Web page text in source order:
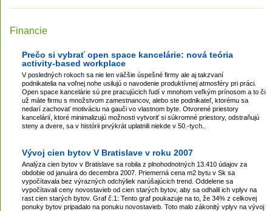
Financie
Prečo si vybrať open space kancelárie: nová teória
activity-based workplace
V posledných rokoch sa nie len väčšie úspešné firmy ale aj takzvaní
podnikatelia na voľnej nohe usilujú o navodenie produktívnej atmosféry pri práci.
Open space kancelárie sú pre pracujúcich ľudí v mnohom veľkým prínosom a to či
už máte firmu s množstvom zamestnancov, alebo ste podnikateľ, ktorému sa
nedarí zachovať motiváciu na gauči vo vlastnom byte. Otvorené priestory
kancelárií, ktoré minimalizujú možnosti vytvoriť si súkromné priestory, odstraňujú
steny a dvere, sa v histórii prvýkrát uplatnili niekde v 50.-tych..
Vývoj cien bytov V Bratislave v roku 2007
Analýza cien bytov v Bratislave sa robila z plnohodnotných 13.410 údajov za
obdobie od januára do decembra 2007. Priemerná cena m2 bytu v Sk sa
vypočítavala bez výrazných odchýliek narúšajúcich trend. Oddelene sa
vypočítavali ceny novostavieb od cien starých bytov, aby sa odhalil ich vplyv na
rast cien starých bytov. Graf č.1: Tento graf poukazuje na to, že 34% z celkovej
ponuky bytov pripadalo na ponuku novostavieb. Toto malo zákonitý vplyv na vývoj